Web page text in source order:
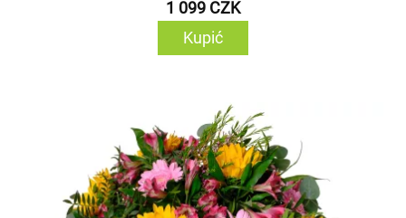
1 099 CZK
Kupić